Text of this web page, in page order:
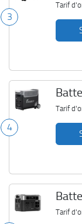
3
Tarif
4
Tarif
Tarif